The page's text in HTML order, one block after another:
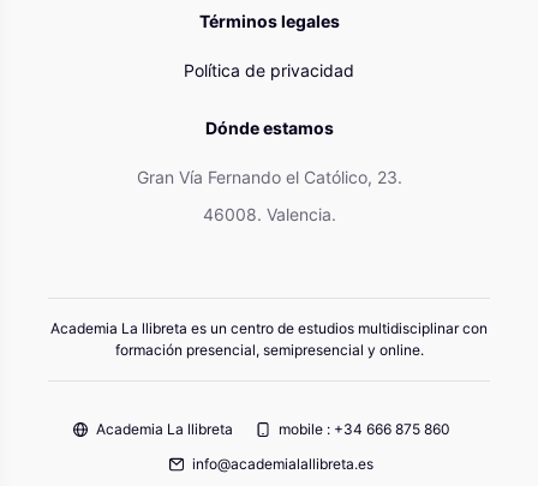
Términos legales
Política de privacidad
Dónde estamos
Gran Vía Fernando el Católico, 23.
46008. Valencia.
Academia La llibreta es un centro de estudios multidisciplinar con
formación presencial, semipresencial y online.
Academia La llibreta
mobile : +34 666 875 860
info@academialallibreta.es